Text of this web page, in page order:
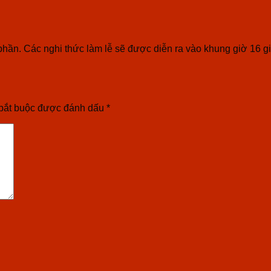
Các nghi thức làm lễ sẽ được diễn ra vào khung giờ 16
buộc được đánh dấu *